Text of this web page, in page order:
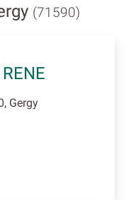
(71590)
Gergy